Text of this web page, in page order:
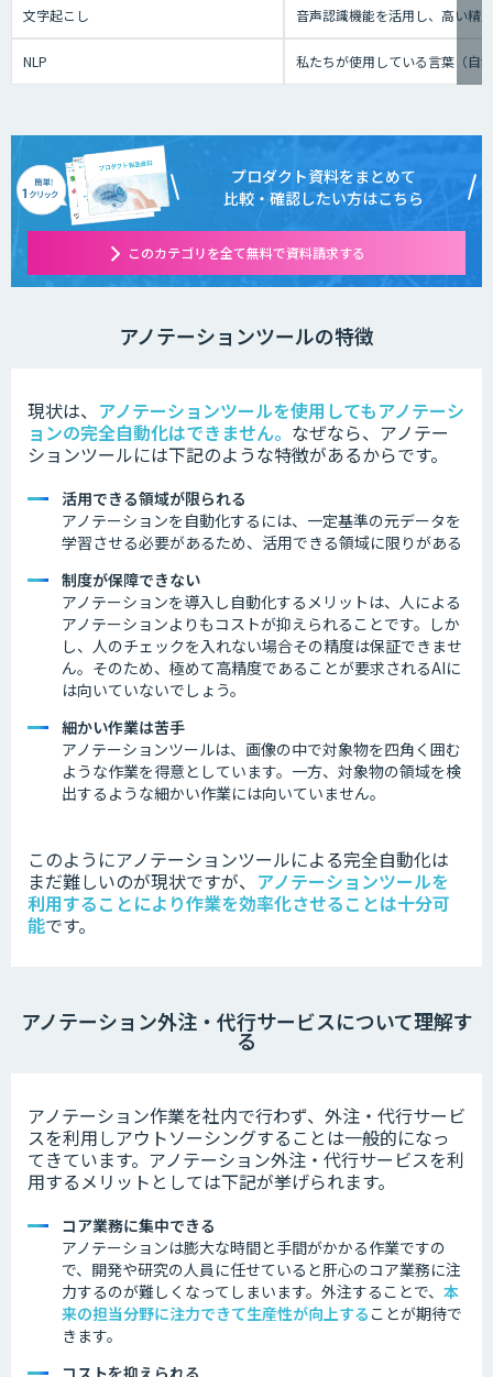
文字起こし 音声認識機能を活用し、高い精
NLP 私たちが使用している言葉（自
プロダクト資料をまとめて
比較・確認したい方はこちら
このカテゴリを全て無料で資料請求する
アノテーションツールの特徴
現状は、 アノテーションツールを使用してもアノテーシ
ョンの完全自動化はできません。 なぜなら、アノテー
ションツールには下記のような特徴があるからです。
活用できる領域が限られる
アノテーションを自動化するには、一定基準の元データを
学習させる必要があるため、活用できる領域に限りがある
制度が保障できない
アノテーションを導入し自動化するメリットは、人による
アノテーションよりもコストが抑えられることです。しか
し、人のチェックを入れない場合その精度は保証できませ
ん。そのため、極めて高精度であることが要求されるAIに
は向いていないでしょう。
細かい作業は苦手
アノテーションツールは、画像の中で対象物を四角く囲む
ような作業を得意としています。 一方、対象物の領域を検
出するような細かい作業には向いていません。
このようにアノテーションツールによる完全自動化は
まだ難しいのが現状ですが、 アノテーションツールを
利用することにより作業を効率化させることは十分可
能です。
アノテーション外注・代行サービスについて理解す
る
アノテーション作業を社内で行わず、外注・代行サービ
スを利用しアウトソーシングすることは一般的になっ
てきています。 アノテーション外注・代行サービスを利
用するメリットとしては下記が挙げられます。
コア業務に集中できる
アノテーションは膨大な時間と手間がかかる作業ですの
で、開発や研究の人員に任せていると肝心のコア業務に注
力するのが難しくなってしまいます。外注することで、 本
来の担当分野に注力できて生産性が向上する ことが期待で
きます。